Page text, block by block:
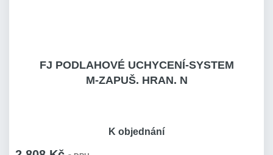
FJ PODLAHOVÉ UCHYCENÍ-SYSTEM
M-ZAPUŠ. HRAN. N
K objednání